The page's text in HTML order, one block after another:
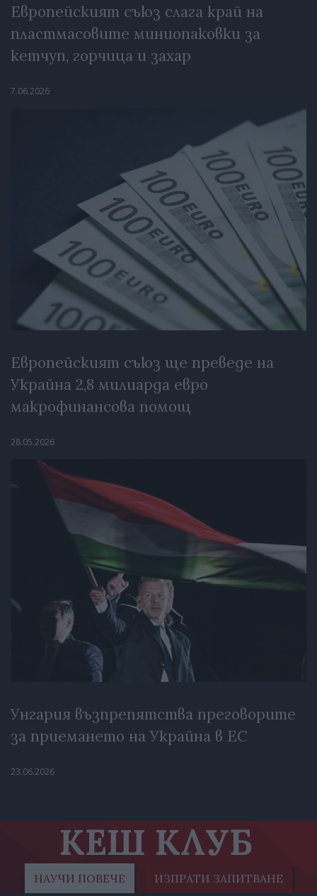
Европейският съюз слага край на
пластмасовите миниопаковки за
кетчуп, горчица и захар
7.06.2026
Европейският съюз ще преведе на
Украйна 2,8 милиарда евро
макрофинансова помощ
28.05.2026
Унгария възпрепятства преговорите
за приемането на Украйна в ЕС
23.06.2026
КЕШ КЛУБ
НАУЧИ ПОВЕЧЕ ИЗПРАТИ ЗАПИТВАНЕ